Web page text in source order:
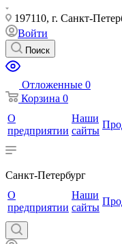
197110, г. Санкт-
Войти
Поиск
Отложенные 0
Корзина 0
О
предприятии
Наши
сайты
Санкт-Петербург
О
предприятии
Наши
сайты